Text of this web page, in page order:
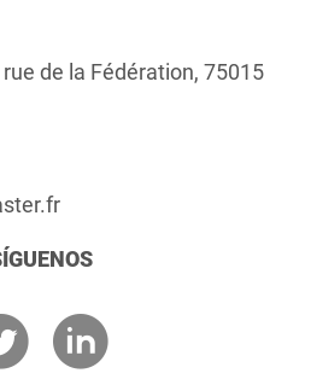
de la Fédération, 75015